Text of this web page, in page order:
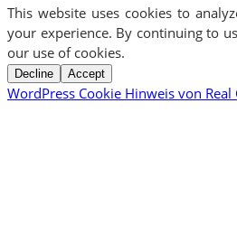
This website uses cookies to
your experience. By continuing to
our use of cookies.
Decline Accept
WordPress Cookie Hinweis von Real